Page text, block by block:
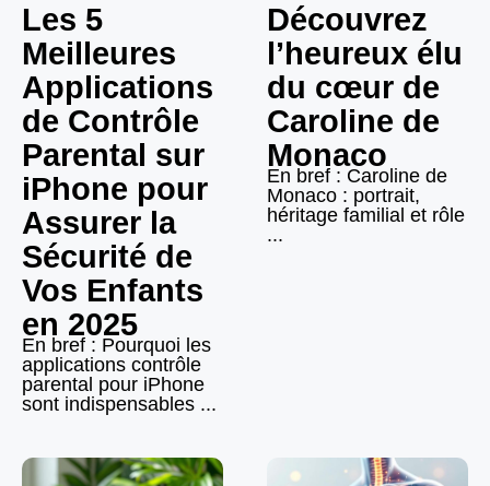
Les 5
Meilleures
Applications
de Contrôle
Parental sur
iPhone pour
Assurer la
Sécurité de
Vos Enfants
en 2025
En bref : Pourquoi les
applications contrôle
parental pour iPhone
sont indispensables ...
Découvrez
l’heureux élu
du cœur de
Caroline de
Monaco
En bref : Caroline de
Monaco : portrait,
héritage familial et rôle
...